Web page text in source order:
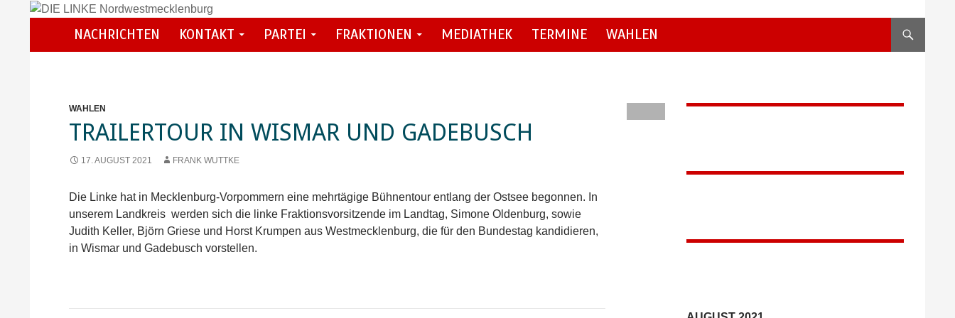
DIE LINKE Nordwestmecklenburg
NACHRICHTEN KONTAKT PARTEI FRAKTIONEN MEDIATHEK TERMINE WAHLEN
WAHLEN
TRAILERTOUR IN WISMAR UND GADEBUSCH
17. AUGUST 2021 FRANK WUTTKE
Die Linke hat in Mecklenburg-Vorpommern eine mehrtägige Bühnentour entlang der Ostsee begonnen. In
unserem Landkreis werden sich die linke Fraktionsvorsitzende im Landtag, Simone Oldenburg, sowie
Judith Keller, Björn Griese und Horst Krumpen aus Westmecklenburg, die für den Bundestag kandidieren,
in Wismar und Gadebusch vorstellen.